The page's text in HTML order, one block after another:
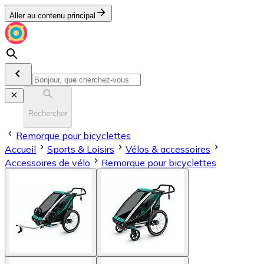
Aller au contenu principal
Rechercher
Remorque pour bicyclettes
Accueil
Sports & Loisirs
Vélos & accessoires
Accessoires de vélo
Remorque pour bicyclettes